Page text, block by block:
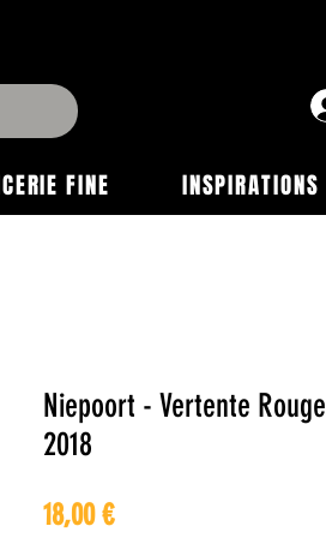
FINE INSPIRATIONS
Niepoort - Vertente Rouge
2018
18,00 €Prix